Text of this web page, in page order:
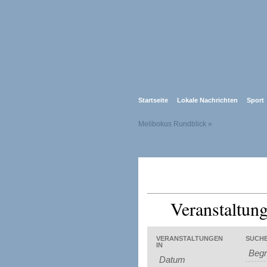
Startseite Lokale Nachrichten Sport
Melibokus Rundblick »
Veranstaltungen
Such-
und
Suche
VERANSTALTUNGEN
IN
Veranstaltung
Ansichtennavigation